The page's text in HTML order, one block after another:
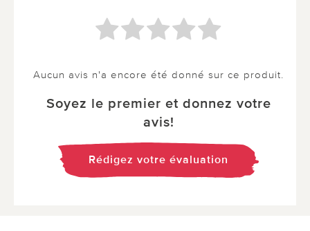
Aucun avis n'a encore été donné sur ce produit.
Soyez le premier et donnez votre
avis!
Rédigez votre évaluation